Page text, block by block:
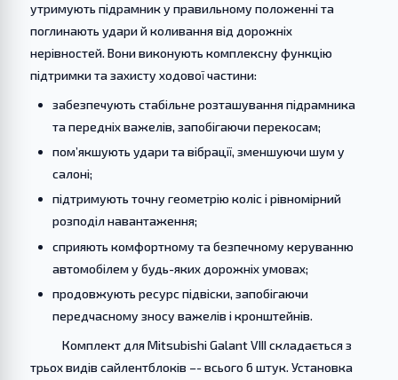
утримують підрамник у правильному положенні та
поглинають удари й коливання від дорожніх
нерівностей. Вони виконують комплексну функцію
підтримки та захисту ходової частини:
забезпечують стабільне розташування підрамника
та передніх важелів, запобігаючи перекосам;
пом’якшують удари та вібрації, зменшуючи шум у
салоні;
підтримують точну геометрію коліс і рівномірний
розподіл навантаження;
сприяють комфортному та безпечному керуванню
автомобілем у будь-яких дорожніх умовах;
продовжують ресурс підвіски, запобігаючи
передчасному зносу важелів і кронштейнів.
Комплект для Mitsubishi Galant VIII складається з
трьох видів сайлентблоків –- всього 6 штук. Установка